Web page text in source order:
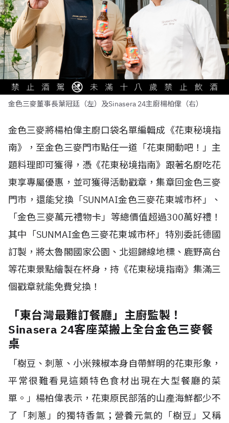
金色三麥董事長葉冠廷（左）及Sinasera 24主廚楊柏偉（右）
金色三麥將楊柏偉主廚口袋名單編輯成《花東秘境指
南》，至金色三麥門市點任一道「花東開動吧！」主
題料理即可獲得，憑《花東秘境指南》跟著名廚吃花
東享專屬優惠，並可獲得活動戳章，集章回金色三麥
門市，還能兌換「SUNMAI金色三麥花東城市杯」、
「金色三麥萬元禮物卡」等總價值超過300萬好禮！
其中「SUNMAI金色三麥花東城市杯」特別委託德國
訂製，將太魯閣國家公園、北迴歸線地標、鹿野高台
等花東景點繪製在杯身，持《花東秘境指南》集滿三
個戳章就能免費兌換！
「東台灣最難訂餐廳」主廚監製！
Sinasera 24客座菜搬上全台金色三麥餐
桌
「樹豆、刺蔥、小米辣椒本身自帶鮮明的花東形象，
平常很難看見這類特色食材出現在大型餐廳的菜
單。」楊柏偉表示，花東原民部落的山產海鮮都少不
了「刺蔥」的獨特香氣；營養元氣的「樹豆」又稱